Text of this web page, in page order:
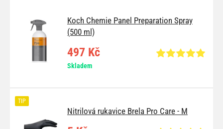
Koch Chemie Panel Preparation Spray
(500 ml)
497 Kč
Skladem
Nitrilová rukavice Brela Pro Care - M
TIP